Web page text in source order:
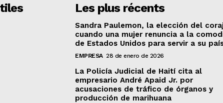
Les plus récents
Sandra Paulemon, la elección del
cuando una mujer renuncia a la
de Estados Unidos para servir a su
EMPRESA 28 de enero de 2026
La Policía Judicial de Haití cita al
empresario André Apaid Jr. por
acusaciones de tráfico de órganos y
producción de marihuana